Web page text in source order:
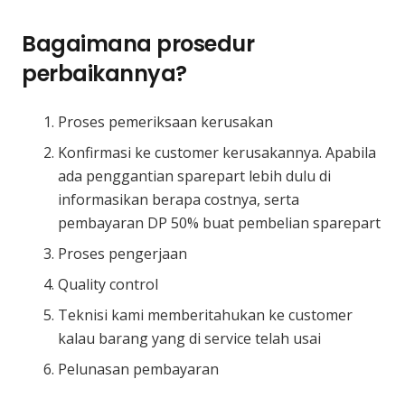
Bagaimana prosedur
perbaikannya?
Proses pemeriksaan kerusakan
Konfirmasi ke customer kerusakannya. Apabila
ada penggantian sparepart lebih dulu di
informasikan berapa costnya, serta
pembayaran DP 50% buat pembelian sparepart
Proses pengerjaan
Quality control
Teknisi kami memberitahukan ke customer
kalau barang yang di service telah usai
Pelunasan pembayaran